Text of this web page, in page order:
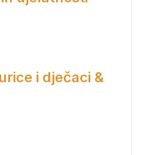
i dječaci &